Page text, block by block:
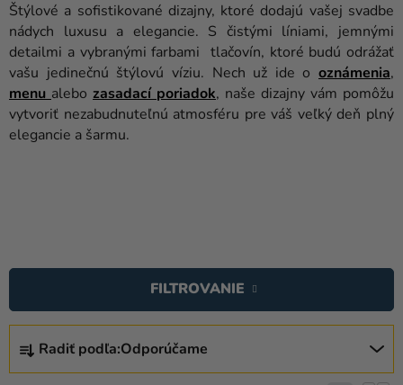
Svadba
Párty
Výzdoba
a
doplnky
Novinky
Darčeky
Štýlové a sofistikované dizajny, ktoré dodajú vašej svadbe
nádych luxusu a elegancie. S čistými líniami, jemnými
detailmi a vybranými farbami tlačovín, ktoré budú odrážať
vašu jedinečnú štýlovú víziu. Nech už ide o oznámenia,
menu alebo zasadací poriadok, naše dizajny vám pomôžu
vytvoriť nezabudnuteľnú atmosféru pre váš veľký deň plný
elegancie a šarmu.
A
Radiť podľa:Odporúčame
FILTROVANIE
Ý
P
I
S
P